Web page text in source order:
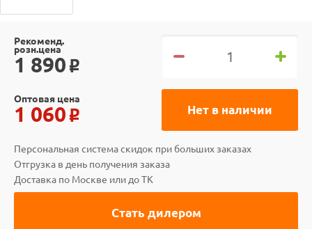
Рекоменд.
розн.цена
1 890 o
Нет в наличии
Оптовая цена
1 060 o
Персональная система скидок при больших заказах
Отгрузка в день получения заказа
Доставка по Москве или до ТК
Стать дилером